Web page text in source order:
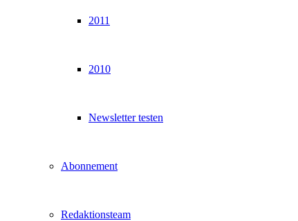
2011
2010
Newsletter testen
Abonnement
Redaktionsteam